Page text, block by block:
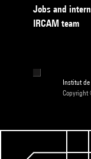
Jobs and
IRCAM team
Institut
Copyright